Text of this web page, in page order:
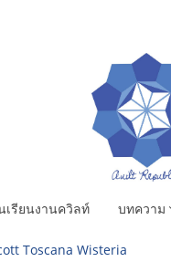
เรียนงานควิลท์ บทความ
Toscana Wisteria